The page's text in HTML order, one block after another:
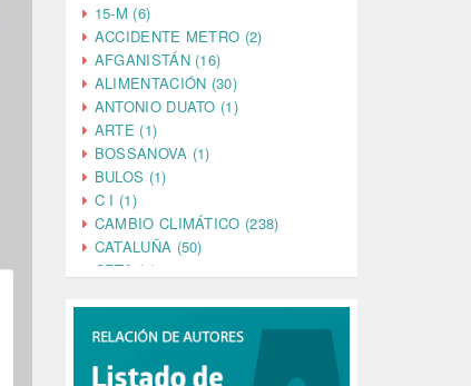
15-M (6)
ACCIDENTE METRO (2)
AFGANISTÁN (16)
ALIMENTACIÓN (30)
ANTONIO DUATO (1)
ARTE (1)
BOSSANOVA (1)
BULOS (1)
C I (1)
CAMBIO CLIMÁTICO (238)
CATALUÑA (50)
CETA (2)
CINE (35)
CIUDADANÍA (633)